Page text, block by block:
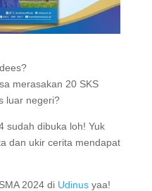
merasakan 20 SKS
luar negeri?
sudah dibuka loh! Yuk
dan ukir cerita mendapat
2024 di Udinus yaa!